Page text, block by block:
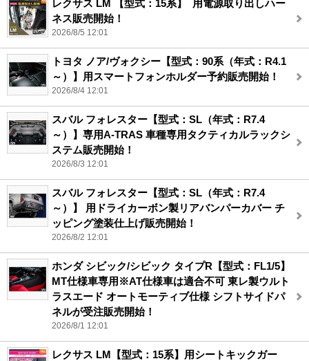
レクサス LM 【型式：15系】 用電源取り出しハー
ネス販売開始！
2026/8/5 12:01
トヨタ ノア/ヴォクシー【型式：90系（年式：R4.1
～）】用スマートフォンホルダー予約販売開始！
2026/8/4 12:01
スバル フォレスター【型式：SL（年式：R7.4
～）】専用A-TRAS 車種専用タクティカルラックシ
ステム販売開始！
2026/8/3 12:01
スバル フォレスター【型式：SL（年式：R7.4
～）】 用ドライカーボン製リアバンパーカバー チ
ッピング塗装仕上げ販売開始！
2026/8/2 12:01
ホンダ シビック/シビック タイプR【型式：FL1/5】
MT仕様車専用※AT仕様車は適合不可 東レ製ウルト
ラスエード オートモーティブ仕様 シフトサイドパ
ネルが受注販売開始！
2026/8/1 12:01
レクサス LM【型式：15系】用シートキックガー